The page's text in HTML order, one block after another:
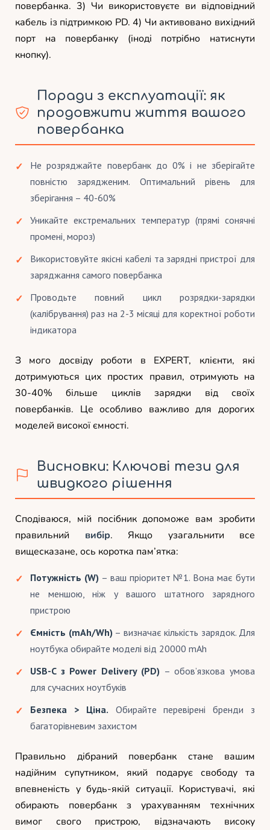
повербанка. 3) Чи використовуєте ви відповідний
кабель із підтримкою PD. 4) Чи активовано вихідний
порт на повербанку (іноді потрібно натиснути
кнопку).
Поради з експлуатації: як
продовжити життя вашого
повербанка
Не розряджайте повербанк до 0% і не зберігайте
повністю зарядженим. Оптимальний рівень для
зберігання – 40-60%
Уникайте екстремальних температур (прямі сонячні
промені, мороз)
Використовуйте якісні кабелі та зарядні пристрої для
заряджання самого повербанка
Проводьте повний цикл розрядки-зарядки
(калібрування) раз на 2-3 місяці для коректної роботи
індикатора
З мого досвіду роботи в EXPERT, клієнти, які
дотримуються цих простих правил, отримують на
30-40% більше циклів зарядки від своїх
повербанків. Це особливо важливо для дорогих
моделей високої ємності.
Висновки: Ключові тези для
швидкого рішення
Сподіваюся, мій посібник допоможе вам зробити
правильний вибір. Якщо узагальнити все
вищесказане, ось коротка пам’ятка:
Потужність (W)– ваш пріоритет №1. Вона має бути
не меншою, ніж у вашого штатного зарядного
пристрою
Ємність (mAh/Wh)– визначає кількість зарядок. Для
ноутбука обирайте моделі від 20000 mAh
USB-C з Power Delivery (PD) – обов’язкова умова
для сучасних ноутбуків
Безпека > Ціна. Обирайте перевірені бренди з
багаторівневим захистом
Правильно дібраний повербанк стане вашим
надійним супутником, який подарує свободу та
впевненість у будь-якій ситуації. Користувачі, які
обирають повербанк з урахуванням технічних
вимог свого пристрою, відзначають високу